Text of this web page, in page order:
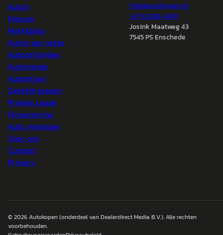
Auto's
Nieuws
Marktdata
Auto's per regio
Autoprijsindex
Autotrends
Autowijzer
Zakelijk leasen
Private Lease
Financiering
Auto verkopen
Over ons
Contact
Privacy
info@autokopen.nl
+31 53 208 4490
Josink Maatweg 43
7545 PS Enschede
© 2026Autokopen(onderdeel van Dealerdirect Media B.V.). Alle rechten
voorbehouden.